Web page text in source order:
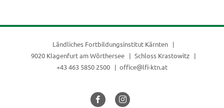
Ländliches Fortbildungsinstitut Kärnten
9020 Klagenfurt am Wörthersee
Schloss Krastowitz
+43 463 5850 2500
office@lfi-ktn.at